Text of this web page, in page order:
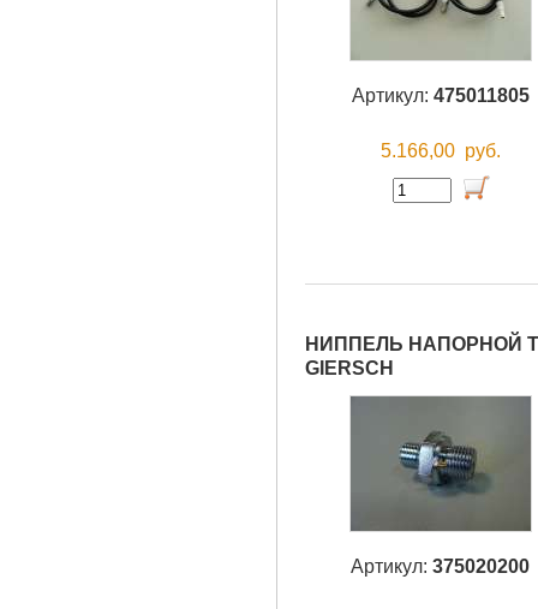
Артикул: 475011805
5.166,00 руб.
НИППЕЛЬ НАПОРНОЙ
GIERSCH
Артикул: 375020200